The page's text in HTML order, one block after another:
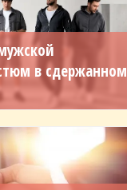
в сдержанном